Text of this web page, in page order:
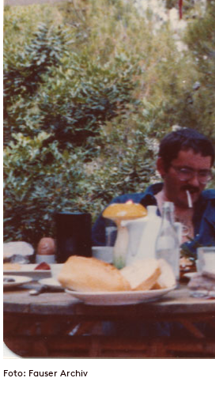
Foto: Fauser Archiv